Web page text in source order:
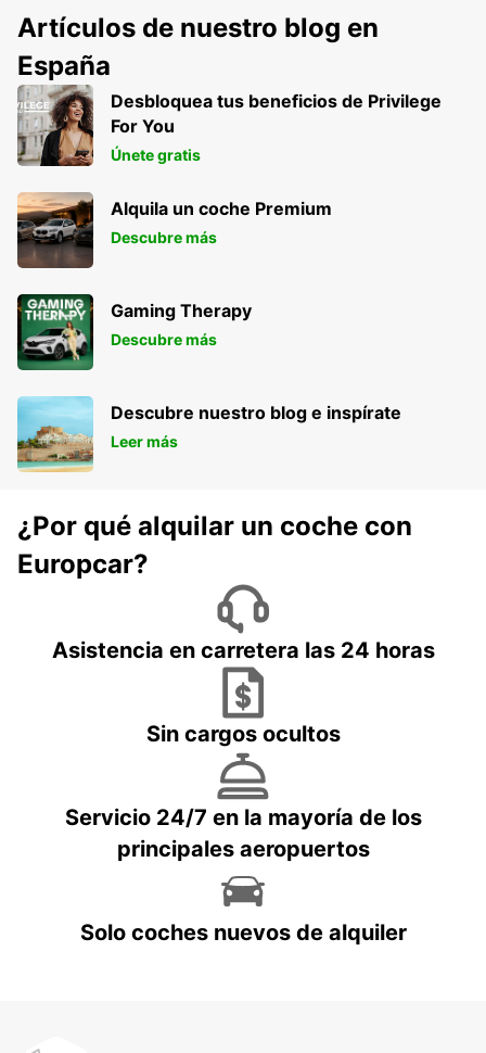
Artículos de nuestro blog en
España
Desbloquea tus beneficios de Privilege
For You
Únete gratis
Alquila un coche Premium
Descubre más
Gaming Therapy
Descubre más
Descubre nuestro blog e inspírate
Leer más
¿Por qué alquilar un coche con
Europcar?
Asistencia en carretera las 24 horas
Sin cargos ocultos
Servicio 24/7 en la mayoría de los
principales aeropuertos
Solo coches nuevos de alquiler